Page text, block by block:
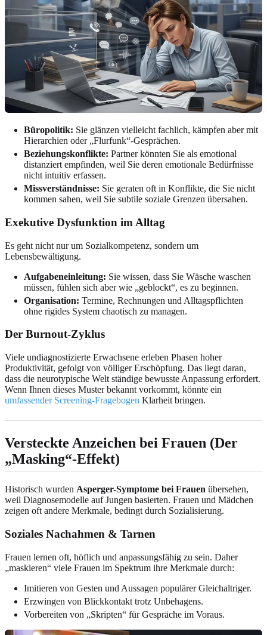
Büropolitik: Sie glänzen vielleicht fachlich, kämpfen aber mit
Hierarchien oder „Flurfunk“-Gesprächen.
Beziehungskonflikte: Partner könnten Sie als emotional
distanziert empfinden, weil Sie deren emotionale Bedürfnisse
nicht intuitiv erfassen.
Missverständnisse: Sie geraten oft in Konflikte, die Sie nicht
kommen sahen, weil Sie subtile soziale Grenzen übersahen.
Exekutive Dysfunktion im Alltag
Es geht nicht nur um Sozialkompetenz, sondern um
Lebensbewältigung.
Aufgabeneinleitung: Sie wissen, dass Sie Wäsche waschen
müssen, fühlen sich aber wie „geblockt“, es zu beginnen.
Organisation: Termine, Rechnungen und Alltagspflichten
ohne rigides System chaotisch zu managen.
Der Burnout-Zyklus
Viele undiagnostizierte Erwachsene erleben Phasen hoher
Produktivität, gefolgt von völliger Erschöpfung. Das liegt daran,
dass die neurotypische Welt ständige bewusste Anpassung erfordert.
Wenn Ihnen dieses Muster bekannt vorkommt, könnte ein
umfassender Screening-Fragebogen Klarheit bringen.
Versteckte Anzeichen bei Frauen (Der
„Masking“-Effekt)
Historisch wurden Asperger-Symptome bei Frauen übersehen,
weil Diagnosemodelle auf Jungen basierten. Frauen und Mädchen
zeigen oft andere Merkmale, bedingt durch Sozialisierung.
Soziales Nachahmen & Tarnen
Frauen lernen oft, höflich und anpassungsfähig zu sein. Daher
„maskieren“ viele Frauen im Spektrum ihre Merkmale durch:
Imitieren von Gesten und Aussagen populärer Gleichaltriger.
Erzwingen von Blickkontakt trotz Unbehagens.
Vorbereiten von „Skripten“ für Gespräche im Voraus.